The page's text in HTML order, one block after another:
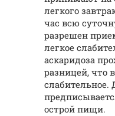
легкого
час всю
разрешен
легкое
аскаридоза
разницей, что
слабительное.
острой пищи.